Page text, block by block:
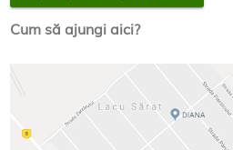
Cum să ajungi aici?